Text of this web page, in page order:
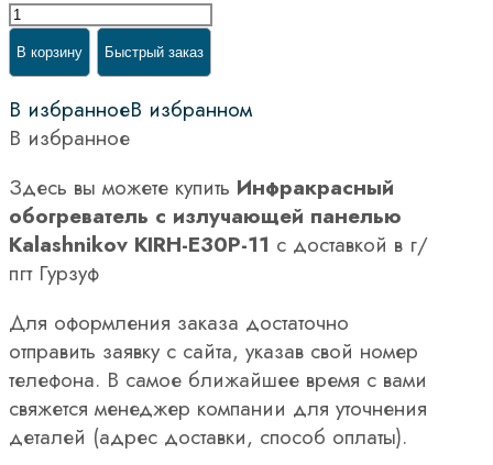
В корзину Быстрый заказ
В избранноеВ избранном
В избранное
Здесь вы можете купить Инфракрасный
обогреватель с излучающей панелью
Kalashnikov KIRH-E30P-11 с доставкой в г/
пгт Гурзуф
Для оформления заказа достаточно
отправить заявку с сайта, указав свой номер
телефона. В самое ближайшее время с вами
свяжется менеджер компании для уточнения
деталей (адрес доставки, способ оплаты).